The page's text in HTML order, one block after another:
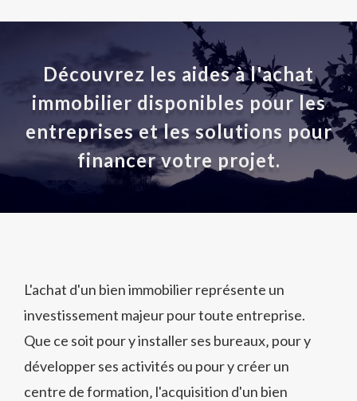
Découvrez les aides à l'achat
immobilier disponibles pour les
entreprises et les solutions pour
financer votre projet.
L'achat d'un bien immobilier représente un
investissement majeur pour toute entreprise.
Que ce soit pour y installer ses bureaux‚ pour y
développer ses activités ou pour y créer un
centre de formation‚ l'acquisition d'un bien